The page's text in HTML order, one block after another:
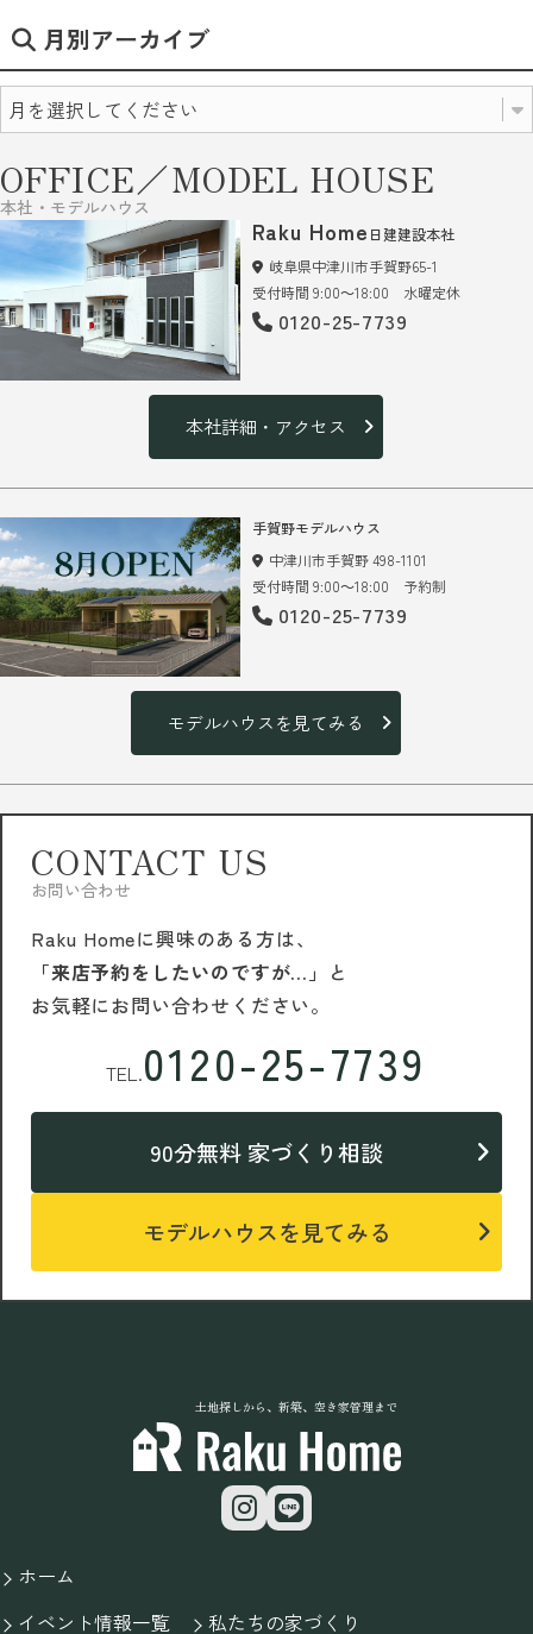
月別アーカイブ
OFFICE／MODEL HOUSE
本社・モデルハウス
Raku Home 日建建設本社
岐阜県中津川市手賀野65-1
受付時間 9:00～18:00 水曜定休
0120-25-7739
本社詳細・アクセス
手賀野モデルハウス
中津川市手賀野 498-1101
受付時間 9:00～18:00 予約制
0120-25-7739
モデルハウスを見てみる
CONTACT US
お問い合わせ
Raku Homeに興味のある方は、
「来店予約をしたいのですが…」 と
お気軽にお問い合わせください。
TEL.0120-25-7739
90分無料 家づくり相談
モデルハウスを見てみる
土地探しから、新築、空き家管理まで
ホーム
イベント情報一覧
私たちの家づくり